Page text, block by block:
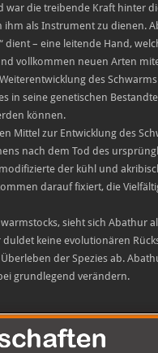
die treibende Kraft hinter
als Instrument zu dienen.
– eine leitende Hand,
vollkommen neuen Arten
des
in seine genetischen
können.
Mittel zur Entwicklung des
nach dem Tod des
der kühl und
darauf fixiert, die
sieht sich Abathur
keine evolutionären
der Spezies ab.
grundlegend verändern.